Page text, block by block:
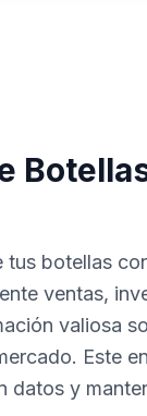
tus botellas
ventas,
valiosa
Este
datos y